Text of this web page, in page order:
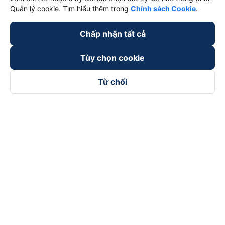
Quản lý cookie. Tìm hiểu thêm trong Chính sách Cookie.
Chấp nhận tất cả
Tùy chọn cookie
Từ chối